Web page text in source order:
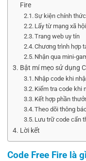
Fire
Sự kiện chính thức
Lấy từ mạng xã hội
Trang web uy tín
Chương trình hợp
Nhận qua mini-
Bật mí mẹo sử dụng
Nhập code khi
Kiểm tra code khi
Kết hợp phần
Theo dõi thông
Lưu trữ code cẩn
Lời kết
Code Free Fire là